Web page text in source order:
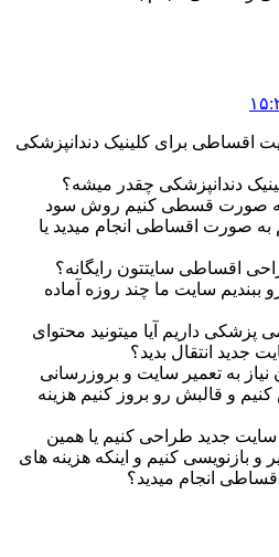
برای کلینیک دندانپزشکی
دندانپزشکی چقدر میشه؟
صورت قسطی کنیم روش سود
به صورت اقساطی انجام میدید یا
اقساطی سایتتون رایگانه؟
ببندیم سایت ما چند روزه آماده
پزشکی داریم آیا میتونید محتوای
جدید انتقال بدید؟
نیاز به تعمیر سایت و بروزرسانی
و قالبش رو بروز کنیم هزینه
سایت جدید طراحی کنیم یا همین
و بازنویسی کنیم و اینکه هزینه های
انجام میدید؟